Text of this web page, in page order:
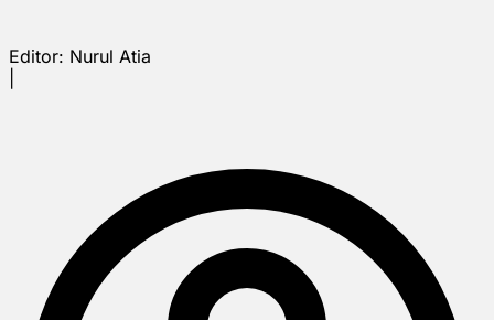
Editor: Nurul Atia